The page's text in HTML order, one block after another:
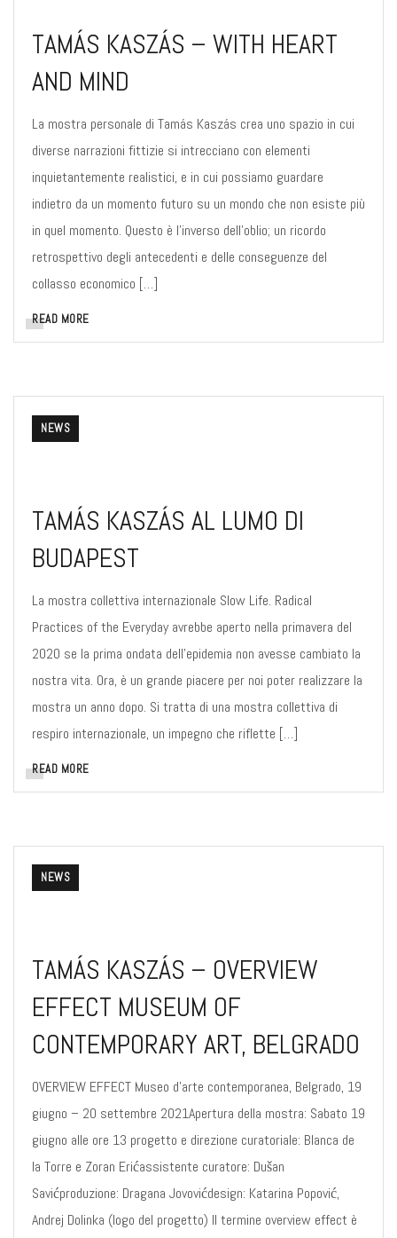
TAMÁS KASZÁS – WITH HEART
AND MIND
La mostra personale di Tamás Kaszás crea uno spazio in cui
diverse narrazioni fittizie si intrecciano con elementi
inquietantemente realistici, e in cui possiamo guardare
indietro da un momento futuro su un mondo che non esiste più
in quel momento. Questo è l’inverso dell’oblio; un ricordo
retrospettivo degli antecedenti e delle conseguenze del
collasso economico […]
READ MORE
NEWS
TAMÁS KASZÁS AL LUMO DI
BUDAPEST
La mostra collettiva internazionale Slow Life. Radical
Practices of the Everyday avrebbe aperto nella primavera del
2020 se la prima ondata dell’epidemia non avesse cambiato la
nostra vita. Ora, è un grande piacere per noi poter realizzare la
mostra un anno dopo. Si tratta di una mostra collettiva di
respiro internazionale, un impegno che riflette […]
READ MORE
NEWS
TAMÁS KASZÁS – OVERVIEW
EFFECT MUSEUM OF
CONTEMPORARY ART, BELGRADO
OVERVIEW EFFECT Museo d’arte contemporanea, Belgrado, 19
giugno – 20 settembre 2021Apertura della mostra: Sabato 19
giugno alle ore 13 progetto e direzione curatoriale: Blanca de
la Torre e Zoran Erićassistente curatore: Dušan
Savićproduzione: Dragana Jovovićdesign: Katarina Popović,
Andrej Dolinka (logo del progetto) Il termine overview effect è